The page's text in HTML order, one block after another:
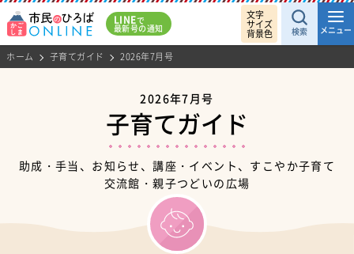
LINEで
最新号の通知
文字
サイズ
背景色 検索 メニュー
ホーム 子育てガイド 2026年7月号
2026年7月号
子育てガイド
助成・手当、お知らせ、講座・イベント、すこやか子育て
交流館・親子つどいの広場